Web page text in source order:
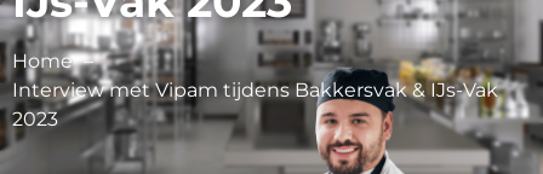
Home
Interview met Vipam tijdens Bakkersvak & IJs-Vak
2023